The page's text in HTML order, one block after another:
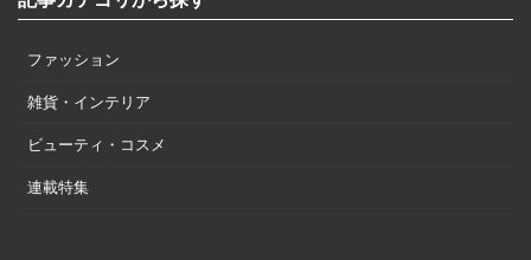
ファッション
雑貨・インテリア
ビューティ・コスメ
連載特集